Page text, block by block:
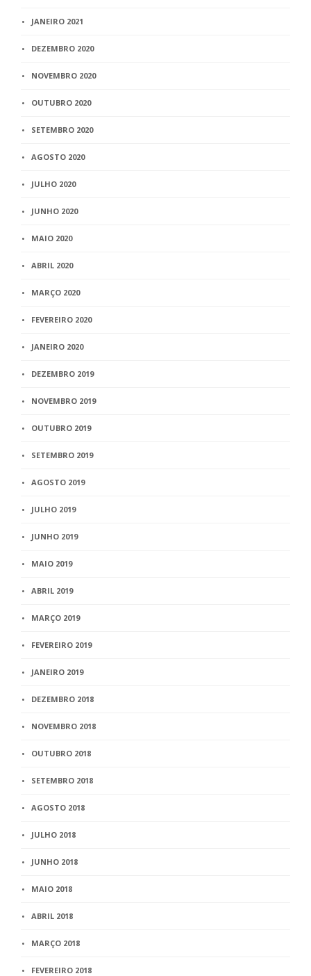
JANEIRO 2021
DEZEMBRO 2020
NOVEMBRO 2020
OUTUBRO 2020
SETEMBRO 2020
AGOSTO 2020
JULHO 2020
JUNHO 2020
MAIO 2020
ABRIL 2020
MARÇO 2020
FEVEREIRO 2020
JANEIRO 2020
DEZEMBRO 2019
NOVEMBRO 2019
OUTUBRO 2019
SETEMBRO 2019
AGOSTO 2019
JULHO 2019
JUNHO 2019
MAIO 2019
ABRIL 2019
MARÇO 2019
FEVEREIRO 2019
JANEIRO 2019
DEZEMBRO 2018
NOVEMBRO 2018
OUTUBRO 2018
SETEMBRO 2018
AGOSTO 2018
JULHO 2018
JUNHO 2018
MAIO 2018
ABRIL 2018
MARÇO 2018
FEVEREIRO 2018